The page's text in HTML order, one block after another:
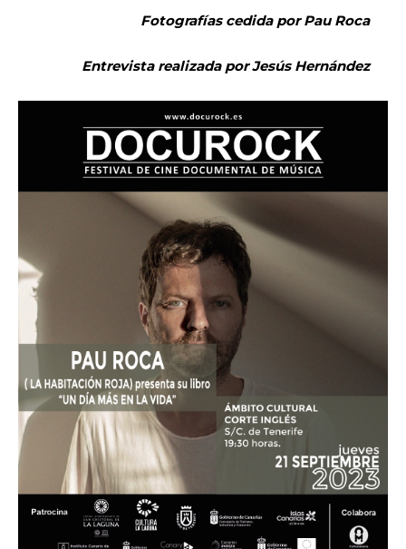
Fotografías cedida por Pau Roca
Entrevista realizada por Jesús Hernández